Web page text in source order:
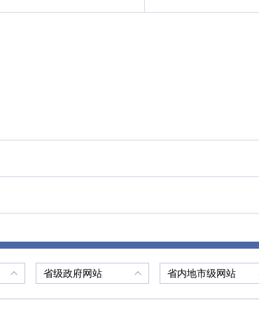
省级政府网站 省内地市级网站